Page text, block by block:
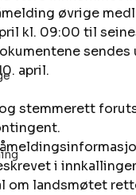
øvrige
kl. 09:00 til
sendes
april.
stemmerett
i
om landsmøtet